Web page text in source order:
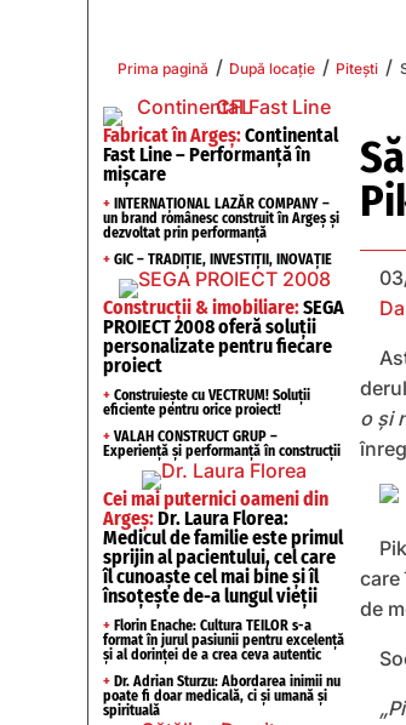
Prima pagină / După locație / Pitești /
Fabricat în Argeș:Continental
Fast Line – Performanță în
mișcare
+ INTERNAȚIONAL LAZĂR COMPANY –
un brand românesc construit în Argeș și
dezvoltat prin performanță
+ GIC – TRADIȚIE, INVESTIȚII, INOVAȚIE
Construcții & imobiliare:SEGA
PROIECT 2008 oferă soluții
personalizate pentru fiecare
proiect
+ Construiește cu VECTRUM! Soluții
eficiente pentru orice proiect!
+ VALAH CONSTRUCT GRUP –
Experiență și performanță în construcții
Cei mai puternici oameni din
Argeș:Dr. Laura Florea:
Medicul de familie este primul
sprijin al pacientului, cel care
îl cunoaște cel mai bine și îl
însoțește de-a lungul vieții
+ Florin Enache: Cultura TEILOR s-a
format în jurul pasiunii pentru excelență
și al dorinței de a crea ceva autentic
+ Dr. Adrian Sturzu: Abordarea inimii nu
poate fi doar medicală, ci și umană și
spirituală
o și
care
de